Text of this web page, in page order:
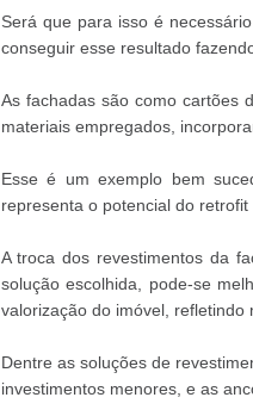
Será que para isso é
conseguir esse resultado
As fachadas são como cartões
materiais empregados,
Esse é um exemplo bem
representa o potencial do
A troca dos revestimentos da
solução escolhida, pode-se
valorização do imóvel, refletindo
Dentre as soluções de
investimentos menores, e as